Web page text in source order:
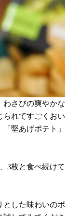
わさびの爽やかな
られてすごくおい
堅あげポテト」
3枚と食べ続けて
とした味わいのポ